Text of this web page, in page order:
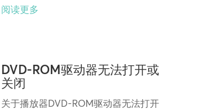
阅读更多
DVD-ROM驱动器无法打开或
关闭
关于播放器DVD-ROM驱动器无法打开